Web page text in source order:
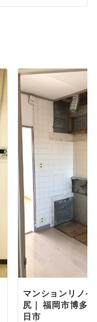
マンションリノ
尻｜ 福岡市博多
日市